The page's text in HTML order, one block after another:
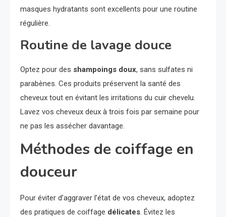
masques hydratants sont excellents pour une routine
régulière.
Routine de lavage douce
Optez pour des shampoings doux, sans sulfates ni
parabènes. Ces produits préservent la santé des
cheveux tout en évitant les irritations du cuir chevelu.
Lavez vos cheveux deux à trois fois par semaine pour
ne pas les assécher davantage.
Méthodes de coiffage en
douceur
Pour éviter d’aggraver l’état de vos cheveux, adoptez
des pratiques de coiffage délicates . Évitez les